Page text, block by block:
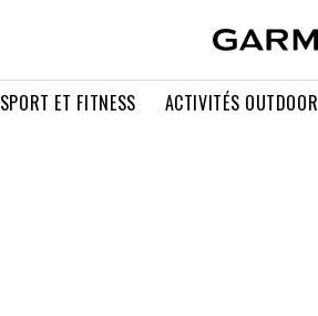
SPORT ET FITNESS ACTIVITÉS OUTDOOR